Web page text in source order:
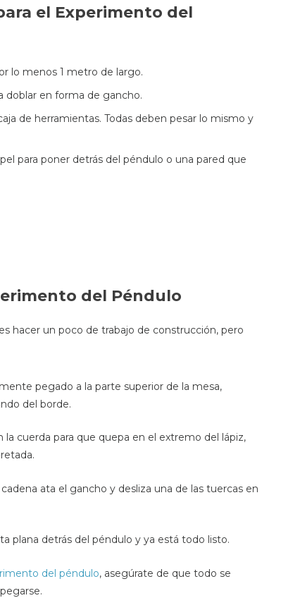
el Experimento del
lo menos 1 metro de largo.
doblar en forma de gancho.
de herramientas. Todas deben pesar lo mismo y
para poner detrás del péndulo o una pared que
del Péndulo
hacer un poco de trabajo de construcción, pero
pegado a la parte superior de la mesa,
del borde.
la cuerda para que quepa en el extremo del lápiz,
ata el gancho y desliza una de las tuercas en
plana detrás del péndulo y ya está todo listo.
del péndulo, asegúrate de que todo se